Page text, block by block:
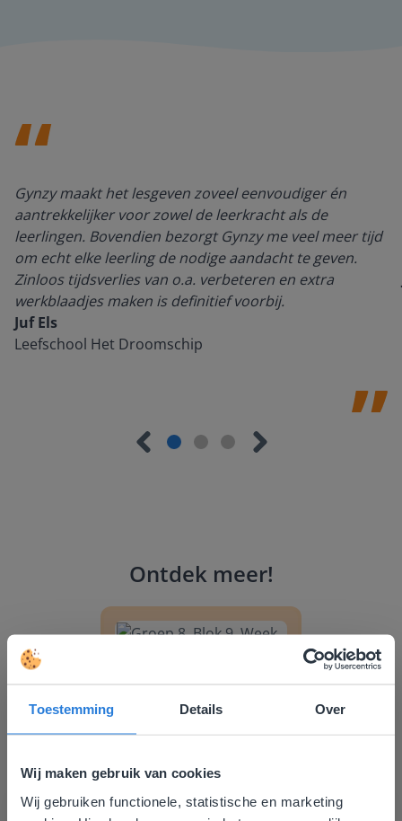
Toestemming Details Over
Wij maken gebruik van cookies
Wij gebruiken functionele, statistische en marketing
Gynzy maakt het lesgeven zoveel eenvoudiger én
aantrekkelijker voor zowel de leerkracht als de
leerlingen. Bovendien bezorgt Gynzy me veel meer tijd
om echt elke leerling de nodige aandacht te geven.
Zinloos tijdsverlies van o.a. verbeteren en extra
werkblaadjes maken is definitief voorbij.
Juf Els
Leefschool Het Droomschip
Ontdek meer!
Les
Groep 8, Blok 9, Week 3,
Deze website komt niet